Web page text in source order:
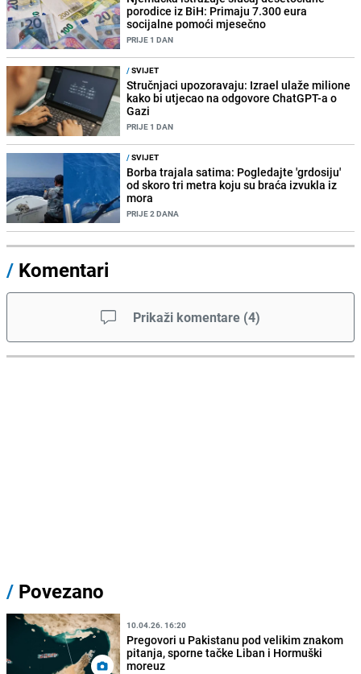
porodice iz BiH: Primaju 7.300 eura
socijalne pomoći mjesečno
PRIJE 1 DAN
/SVIJET
Stručnjaci upozoravaju: Izrael ulaže milione
kako bi utjecao na odgovore ChatGPT-a o
Gazi
PRIJE 1 DAN
/SVIJET
Borba trajala satima: Pogledajte 'grdosiju'
od skoro tri metra koju su braća izvukla iz
mora
PRIJE 2 DANA
/ Komentari
Prikaži komentare (4)
/ Povezano
10.04.26. 16:20
Pregovori u Pakistanu pod velikim znakom
pitanja, sporne tačke Liban i Hormuški
moreuz